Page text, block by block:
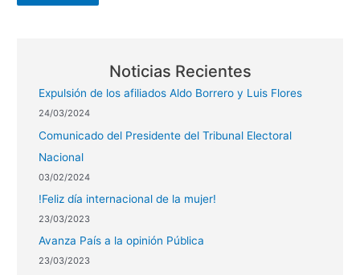
Noticias Recientes
Expulsión de los afiliados Aldo Borrero y Luis Flores
24/03/2024
Comunicado del Presidente del Tribunal Electoral
Nacional
03/02/2024
!Feliz día internacional de la mujer!
23/03/2023
Avanza País a la opinión Pública
23/03/2023